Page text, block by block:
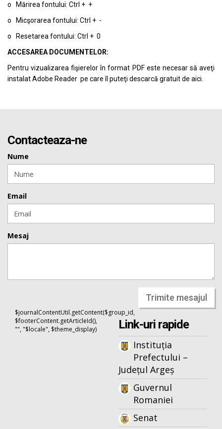
o Mărirea fontului: Ctrl + +
o Micşorarea fontului: Ctrl + -
o Resetarea fontului: Ctrl + 0
ACCESAREA DOCUMENTELOR:
Pentru vizualizarea fişierelor în format PDF este necesar să aveţi
instalat Adobe Reader pe care îl puteţi descarcă gratuit de aici.
Contacteaza-ne
Nume
Email
Mesaj
Trimite mesajul
$journalContentUtil.getContent($group_id,
$footerContent.getArticleId(),
"", "$locale", $theme_display)
Link-uri rapide
Instituția
Prefectului –
Județul Argeș
Guvernul
Romaniei
Senat